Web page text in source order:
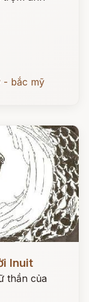
- bắc mỹ
Inuit
thần của